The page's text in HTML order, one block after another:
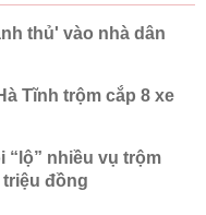
thủ' vào nhà dân
Tĩnh trộm cắp 8 xe
“lộ” nhiều vụ trộm
đồng